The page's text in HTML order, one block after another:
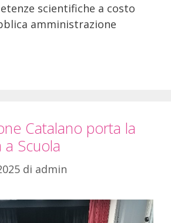
scientifiche a costo
amministrazione
Catalano porta la
Scuola
di admin